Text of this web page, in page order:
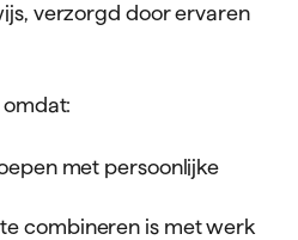
verzorgd door ervaren
omdat:
met persoonlijke
combineren is met werk